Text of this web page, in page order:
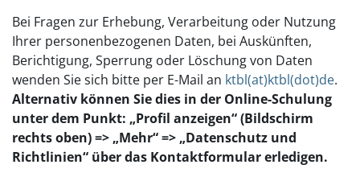
Bei Fragen zur Erhebung, Verarbeitung oder Nutzung
Ihrer personenbezogenen Daten, bei Auskünften,
Berichtigung, Sperrung oder Löschung von Daten
wenden Sie sich bitte per E-Mail an ktbl(at)ktbl(dot)de.
Alternativ können Sie dies in der Online-Schulung
unter dem Punkt: „Profil anzeigen“ (Bildschirm
rechts oben) => „Mehr“ => „Datenschutz und
Richtlinien“ über das Kontaktformular erledigen.